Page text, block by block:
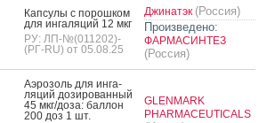
Кап­су­лы с по­рош­ком
для ин­га­ляций 12 мкг
РУ: ЛП-№(011202)-
(РГ-RU) от 05.08.25
Джинатэк (Россия)
Произведено:
ФАРМАСИНТЕЗ
(Россия)
А­эро­золь для ин­га­
ляций до­зиро­ван­ный
45 мкг/до­за: бал­лон
200 доз 1 шт.
GLENMARK
PHARMACEUTICALS